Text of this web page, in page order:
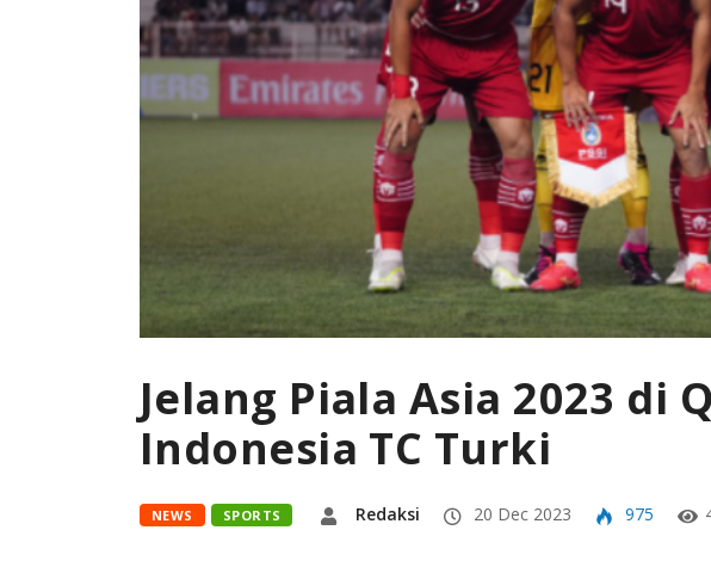
Jelang Piala Asia 2023 di
Indonesia TC Turki
NEWS SPORTS Redaksi 20 Dec 2023 975